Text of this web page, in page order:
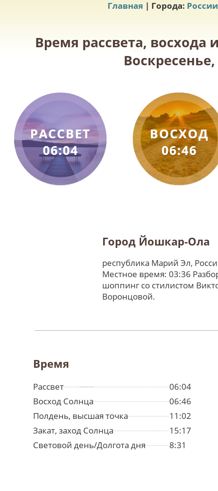
Главная | Города: России
Время рассвета,
РАССВЕТ
06:04
ВОСХОД
06:46
Город Йошкар-Ола
республика Марий Эл,
Местное время: 03:36
шоппинг со стилистом
Воронцовой.
Время
Рассвет
06:04
Восход Солнца
06:46
Полдень, высшая точка
11:02
Закат, заход Солнца
15:17
Световой день/Долгота дня
8:31